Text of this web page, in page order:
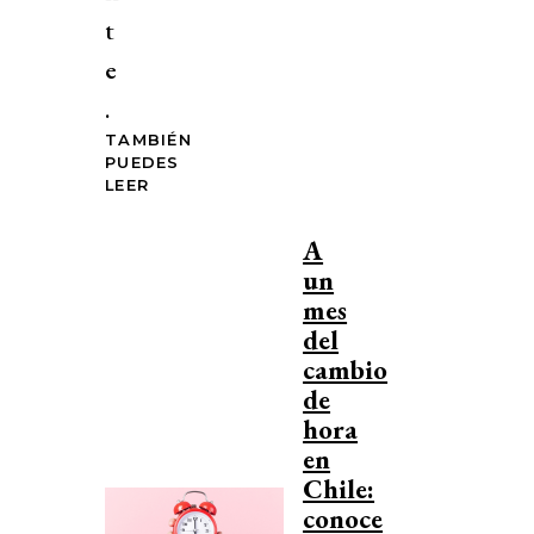
t
e
.
TAMBIÉN
PUEDES
LEER
A
un
mes
del
cambio
de
hora
en
Chile:
conoce